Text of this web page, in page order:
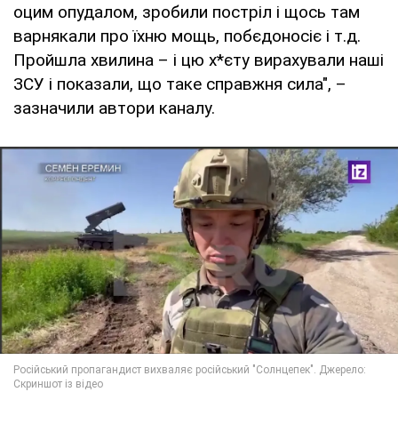
оцим опудалом, зробили постріл і щось там
варнякали про їхню мощь, побєдоносіє і т.д.
Пройшла хвилина – і цю х*єту вирахували наші
ЗСУ і показали, що таке справжня сила", –
зазначили автори каналу.